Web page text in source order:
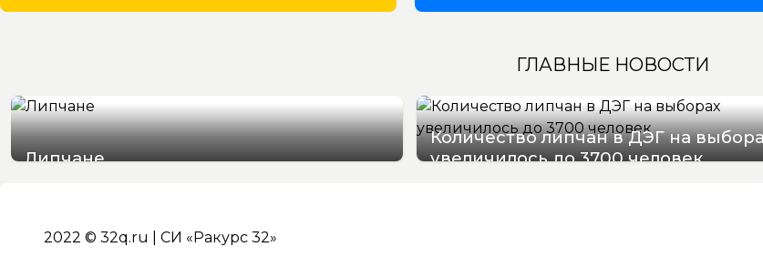
ГЛАВНЫЕ НОВОСТИ
Липчане
Количество липчан в ДЭГ на
увеличилось до 3700 человек
2022 © 32q.ru | СИ «Ракурс 32»